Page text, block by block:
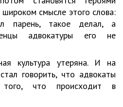
смысле этого слова:
парень, такое делал, а
адвокатуры его не
культура утеряна. И на
говорить, что адвокаты
того, что происходит в